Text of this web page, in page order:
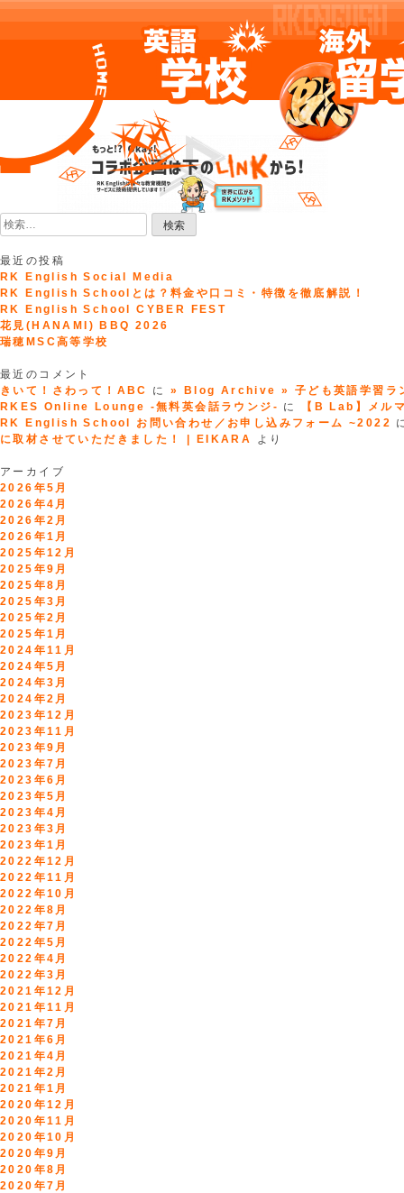
to
content
検
索:
最近の投稿
RK English Social Media
RK English Schoolとは？料金や口コミ・特徴を徹底解説！
RK English School CYBER FEST
花見(HANAMI) BBQ 2026
瑞穂MSC高等学校
最近のコメント
きいて！さわって！ABC
に» Blog Archive » 子ども英語学習ラ
RKES Online Lounge -無料英会話ラウンジ- に
【B Lab】メ
RK English School お問い合わせ／お申し込みフォーム ~2022
に取材させていただきました！ | EIKARA
より
アーカイブ
2026年5月
2026年4月
2026年2月
2026年1月
2025年12月
2025年9月
2025年8月
2025年3月
2025年2月
2025年1月
2024年11月
2024年5月
2024年3月
2024年2月
2023年12月
2023年11月
2023年9月
2023年7月
2023年6月
2023年5月
2023年4月
2023年3月
2023年1月
2022年12月
2022年11月
2022年10月
2022年8月
2022年7月
2022年5月
2022年4月
2022年3月
2021年12月
2021年11月
2021年7月
2021年6月
2021年4月
2021年2月
2021年1月
2020年12月
2020年11月
2020年10月
2020年9月
2020年8月
2020年7月